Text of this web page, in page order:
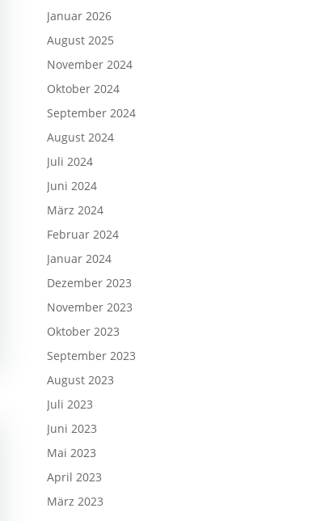
Januar 2026
August 2025
November 2024
Oktober 2024
September 2024
August 2024
Juli 2024
Juni 2024
März 2024
Februar 2024
Januar 2024
Dezember 2023
November 2023
Oktober 2023
September 2023
August 2023
Juli 2023
Juni 2023
Mai 2023
April 2023
März 2023